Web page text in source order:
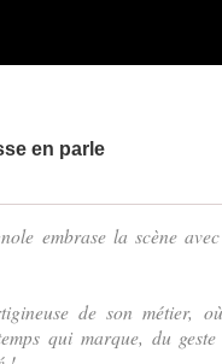
en parle
embrase la scène
de son métier,
qui marque, du